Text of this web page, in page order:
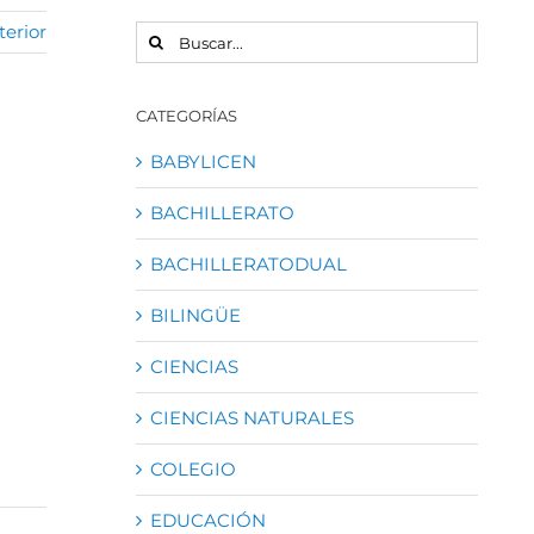
BUSCAR:
CATEGORÍAS
BABYLICEN
BACHILLERATO
BACHILLERATODUAL
BILINGÜE
CIENCIAS
CIENCIAS NATURALES
COLEGIO
EDUCACIÓN